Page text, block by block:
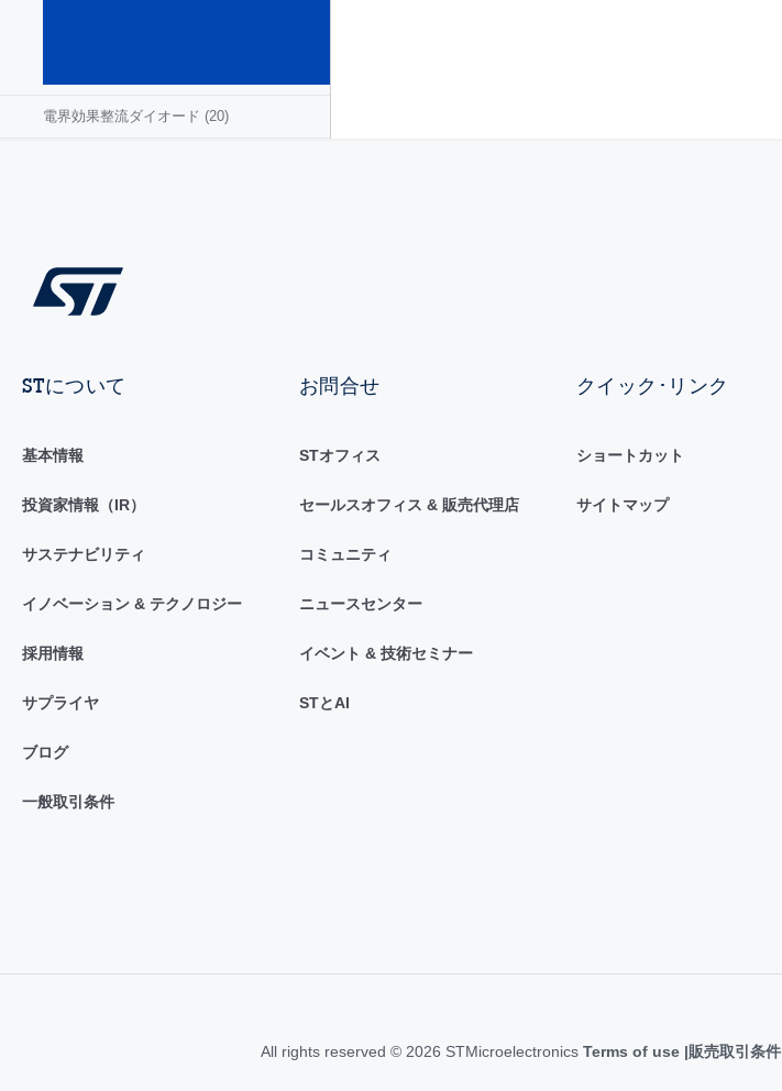
電界効果整流ダイオード (20)
STについて
基本情報
投資家情報（IR）
サステナビリティ
イノベーション & テクノロジー
採用情報
サプライヤ
ブログ
一般取引条件
お問合せ
STオフィス
セールスオフィス & 販売代理店
コミュニティ
ニュースセンター
イベント & 技術セミナー
STとAI
クイック･リンク
ショートカット
サイトマップ
All rights reserved © 2026 STMicroelectronics Terms of use 販売取引条件